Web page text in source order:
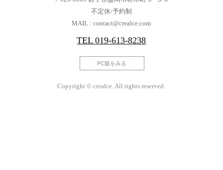
不定休/予約制
MAIL : contact@crealce.com
TEL019-613-8238
PC版をみる
Copyright © crealce. All rights reserved.